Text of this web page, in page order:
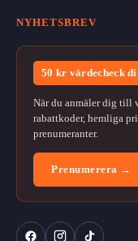
NYHETSBREV
50 kr värdecheck
När du anmäler dig till
rabattkoder, hemliga
prenumeranter.
Prenumerera →